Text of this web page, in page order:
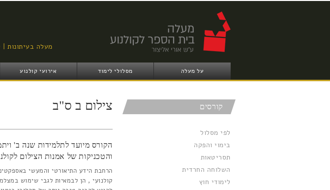
מעלה בעיתונות
על מעלה מסלולי לימוד אירועי קולנוע
קורסים
לפי מסלול
בימוי והפקה
תסריטאות
השלוחה החרדית
לימודי חוץ
צילום ב ס"ב
הקורס מיועד לתלמידות שנה ב'
והטכניקות של אמנות הצילום
הרחבת הידע התיאורטי והמעשי
קולנועי , הן לבמאיות לגבי שימוש